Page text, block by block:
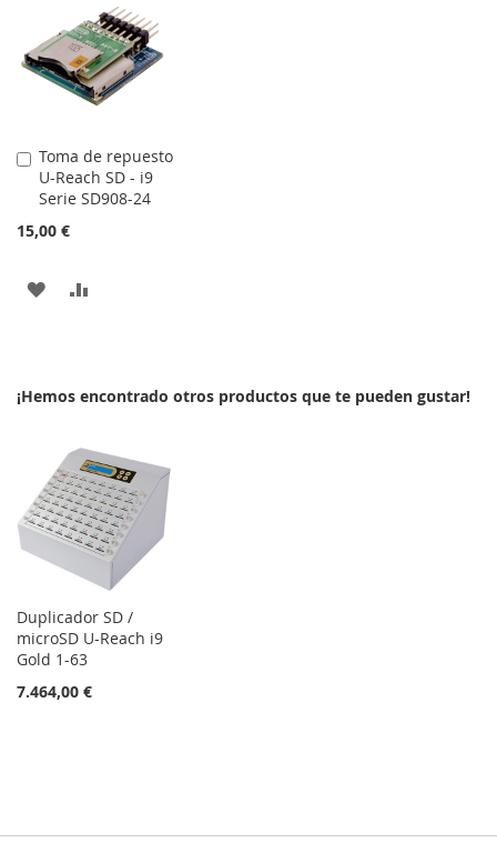
Toma de repuesto
U-Reach SD - i9
Serie SD908-24
15,00 €
Añadir
al
carrito
AÑADIR
LISTA
DESEOS
¡Hemos encontrado otros productos que te pueden gustar!
Duplicador SD /
microSD U-Reach i9
Gold 1-63
7.464,00 €